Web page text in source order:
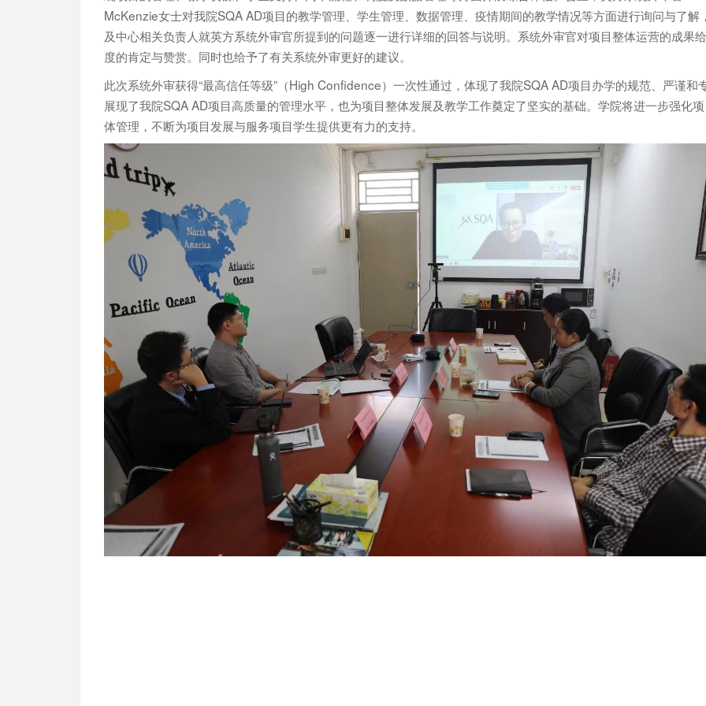
McKenzie女士对我院SQA AD项目的教学管理、学生管理、数据管理、疫情期间的教学情况等方面进行询问与了解
及中心相关负责人就英方系统外审官所提到的问题逐一进行详细的回答与说明。系统外审官对项目整体运营的成果
度的肯定与赞赏。同时也给予了有关系统外审更好的建议。
此次系统外审获得“最高信任等级”（High Confidence）一次性通过，体现了我院SQA AD项目办学的规范、严谨和
展现了我院SQA AD项目高质量的管理水平，也为项目整体发展及教学工作奠定了坚实的基础。学院将进一步强化
体管理，不断为项目发展与服务项目学生提供更有力的支持。